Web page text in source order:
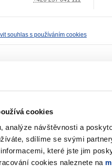
cookies
analýze návštěvnosti a
sdílíme se svými
které jste jim
cookies naleznete na
souhlas s používáním cookies